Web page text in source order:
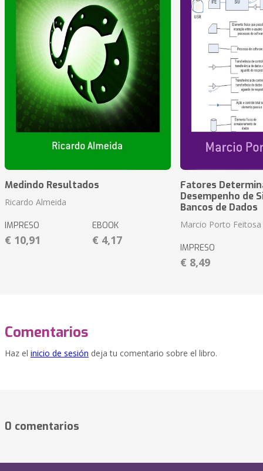
Medindo Resultados
Ricardo Almeida
IMPRESO
€ 10,91
EBOOK
€ 4,17
Fatores
Desempenho de
Bancos de Dados
Marcio Porto Feitosa
IMPRESO
€ 8,49
Comentarios
Haz el inicio de sesión deja tu comentario sobre el libro.
0 comentarios